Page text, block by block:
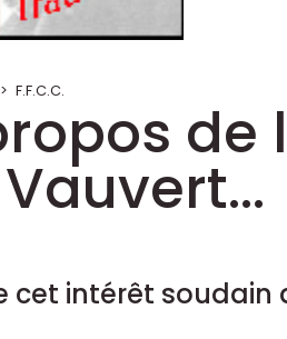
> F.F.C.C.
cet intérêt